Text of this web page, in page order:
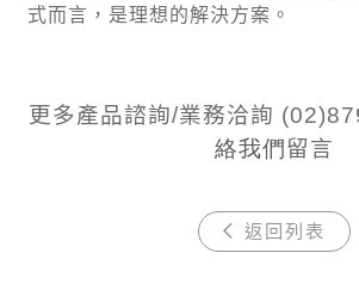
式而言，是理想的解決方案。
更多產品諮詢/業務洽詢
絡我們留言
返回列表